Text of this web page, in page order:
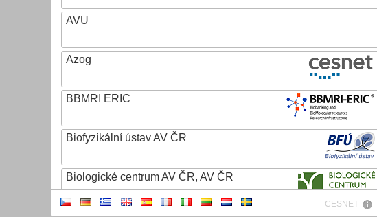
AVU
Azog
BBMRI ERIC
Biofyzikální ústav AV ČR
Biologické centrum AV ČR, AV ČR
CESNET